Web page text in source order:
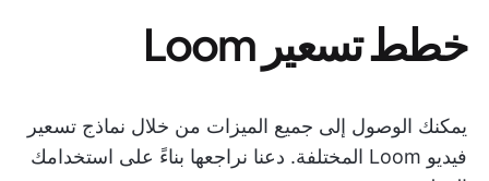
خطط تسعير Loom
يمكنك الوصول إلى جميع الميزات من خلال نماذج تسعير
فيديو Loom المختلفة. دعنا نراجعها بناءً على استخدامك